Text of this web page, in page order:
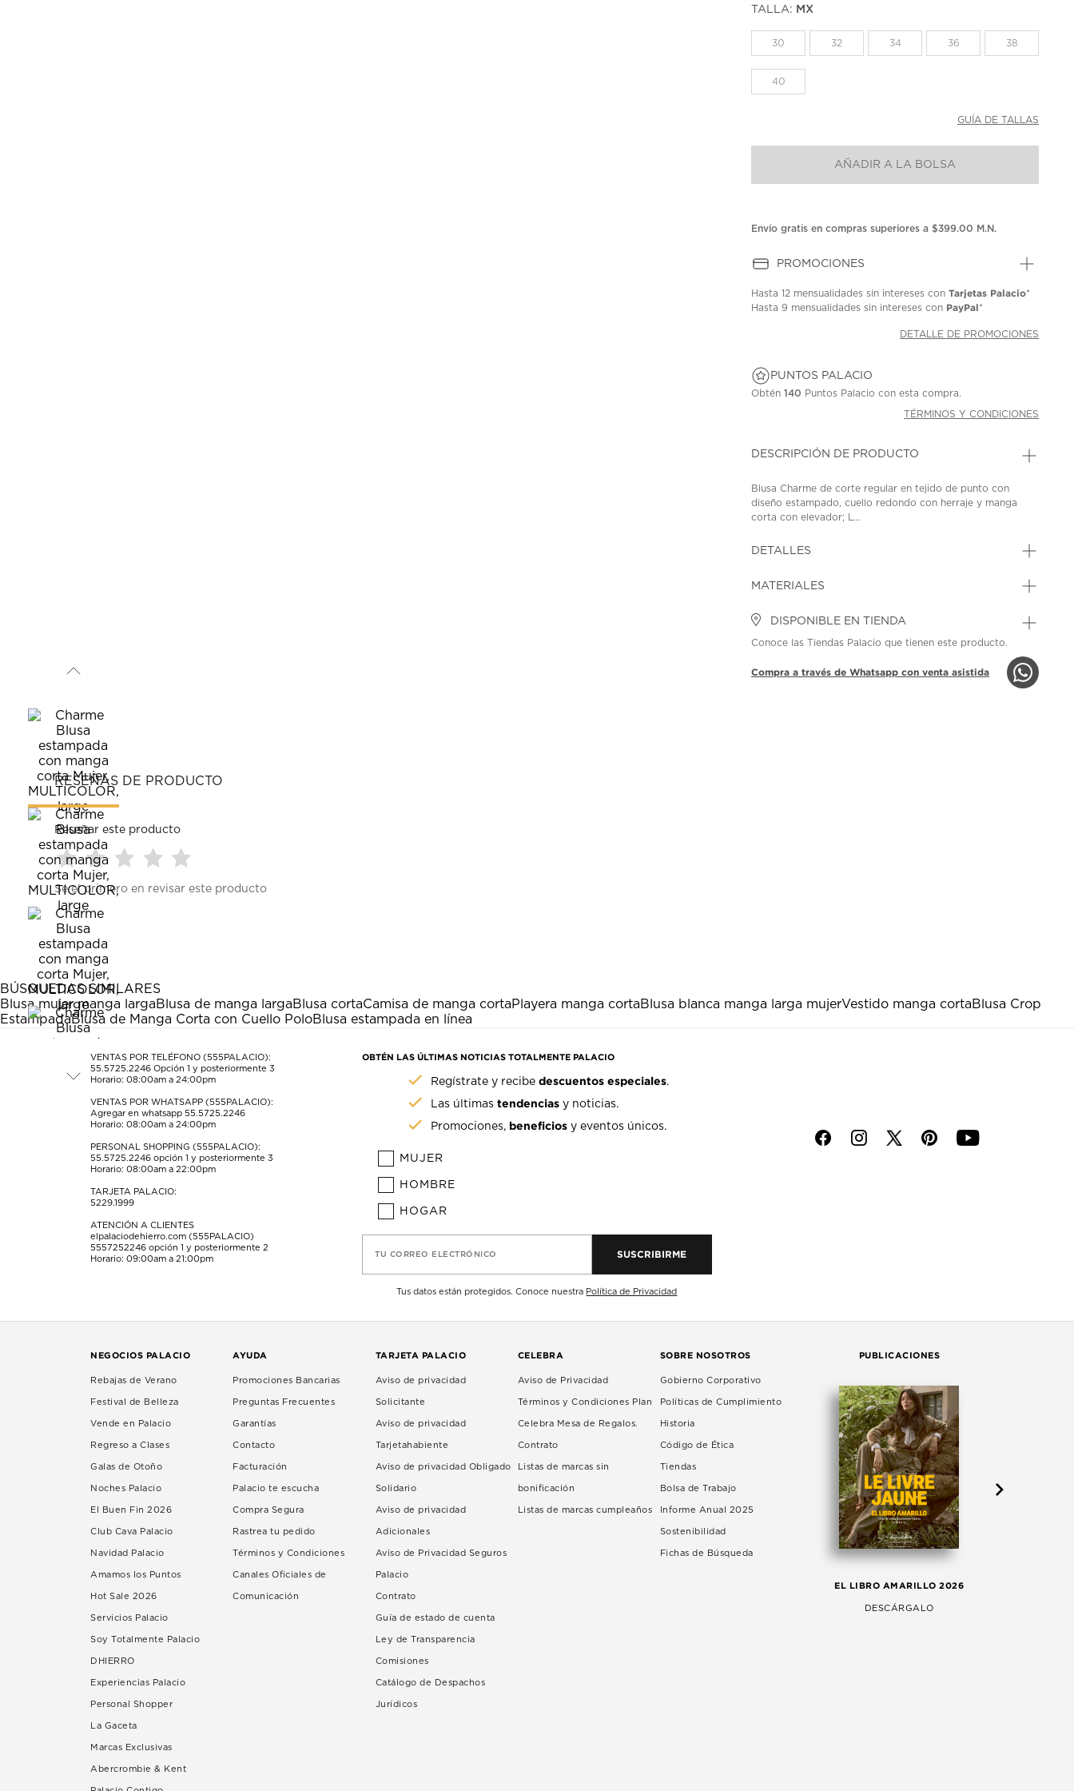
misma
TALLA: MX
30 32 34 36 38
40
GUÍA DE TALLAS
AÑADIR A LA BOLSA
Envío gratis en compras superiores a $399.00 M.N.
PROMOCIONES
Hasta12 mensualidades sin intereses conTarjetas Palacio*
Hasta9 mensualidades sin intereses con PayPal*
DETALLE DE PROMOCIONES
PUNTOS PALACIO
Obtén140 Puntos Palacio con esta compra.
TÉRMINOS Y CONDICIONES
DESCRIPCIÓN DE PRODUCTO
Blusa Charme de corte regular en tejido de punto con
diseño estampado, cuello redondo con herraje y manga
corta con elevador; L...
DETALLES
MATERIALES
DISPONIBLE EN TIENDA
Conoce las Tiendas Palacio que tienen este producto.
Compra a través de Whatsapp con venta asistida
RESEÑAS DE PRODUCTO
Reseñar este producto
Seleccionar
para
calificar
el
artículo
con
1
estrella
Esta
acción
abrirá
formulario
de
Seleccionar
para
calificar
el
artículo
con
2
estrellas.
Esta
acción
abrirá
formulario
de
para
estrellas.
Esta
acción
abrirá
formulario
de
para
estrellas.
Esta
acción
abrirá
formulario
de
para
acción
abrirá
formulario
de
envío.
Sé el primero en revisar este producto
BÚSQUEDAS SIMILARES
Blusa mujer manga largaBlusa de manga largaBlusa cortaCamisa de manga cortaPlayera manga cortaBlusa blanca manga larga mujerVestido manga cortaBlusa Crop
EstampadaBlusa de Manga Corta con Cuello PoloBlusa estampada en línea
VENTAS POR TELÉFONO (555PALACIO):
55.5725.2246 Opción 1 y posteriormente 3
Horario: 08:00am a 24:00pm
VENTAS POR WHATSAPP (555PALACIO):
Agregar en whatsapp 55.5725.2246
Horario: 08:00am a 24:00pm
PERSONAL SHOPPING (555PALACIO):
55.5725.2246 opción 1 y posteriormente 3
Horario: 08:00am a 22:00pm
TARJETA PALACIO:
5229.1999
ATENCIÓN A CLIENTES
elpalaciodehierro.com (555PALACIO)
5557252246 opción 1 y posteriormente 2
Horario: 09:00am a 21:00pm
OBTÉN LAS ÚLTIMAS NOTICIAS TOTALMENTE PALACIO
Regístrate y recibedescuentos especiales.
Las últimastendencias y noticias.
Promociones, beneficios y eventos únicos.
MUJER
HOMBRE
HOGAR
TU CORREO ELECTRÓNICO SUSCRIBIRME
Tus datos están protegidos. Conoce nuestra Política de Privacidad
f i p y
NEGOCIOS PALACIO
Rebajas de Verano
Festival de Belleza
Vende en Palacio
Regreso a Clases
Galas de Otoño
Noches Palacio
El Buen Fin 2026
Club Cava Palacio
Navidad Palacio
Amamos los Puntos
Hot Sale 2026
Servicios Palacio
Soy Totalmente Palacio
DHIERRO
Experiencias Palacio
Personal Shopper
La Gaceta
Marcas Exclusivas
Abercrombie & Kent
AYUDA
Promociones Bancarias
Preguntas Frecuentes
Garantías
Contacto
Facturación
Palacio te escucha
Compra Segura
Rastrea tu pedido
Términos y Condiciones
Canales Oficiales de
Comunicación
TARJETA PALACIO
Aviso de privacidad
Solicitante
Aviso de privacidad
Tarjetahabiente
Aviso de privacidad Obligado
Solidario
Aviso de privacidad
Adicionales
Aviso de Privacidad Seguros
Palacio
Contrato
Guía de estado de cuenta
Ley de Transparencia
Comisiones
Catálogo de Despachos
Jurídicos
CELEBRA
Aviso de Privacidad
Términos y Condiciones Plan
Celebra Mesa de Regalos.
Contrato
Listas de marcas sin
bonificación
Listas de marcas cumpleaños
SOBRE NOSOTROS
Gobierno Corporativo
Políticas de Cumplimiento
Historia
Código de Ética
Tiendas
Bolsa de Trabajo
Informe Anual 2025
Sostenibilidad
Fichas de Búsqueda
PUBLICACIONES
EL LIBRO AMARILLO 2026
DESCÁRGALO